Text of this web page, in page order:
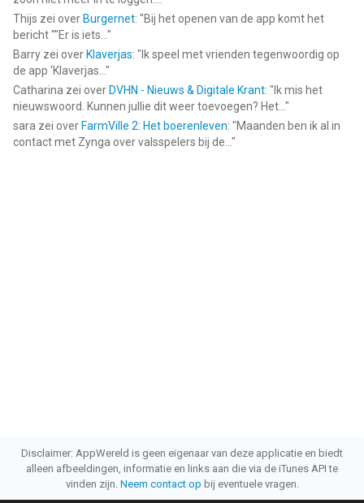
Thijs zei over Burgernet: "Bij het openen van de app komt het
bericht ""Er is iets... "
Barry zei over Klaverjas: " Ik speel met vrienden tegenwoordig op
de app ‘Klaverjas... "
Catharina zei over DVHN - Nieuws & Digitale Krant: " Ik mis het
nieuwswoord. Kunnen jullie dit weer toevoegen? Het... "
sara zei over FarmVille 2: Het boerenleven: "Maanden ben ik al in
contact met Zynga over valsspelers bij de... "
Disclaimer: AppWereld is geen eigenaar van deze applicatie en biedt
alleen afbeeldingen, informatie en links aan die via de iTunes API te
vinden zijn. Neem contact op bij eventuele vragen.